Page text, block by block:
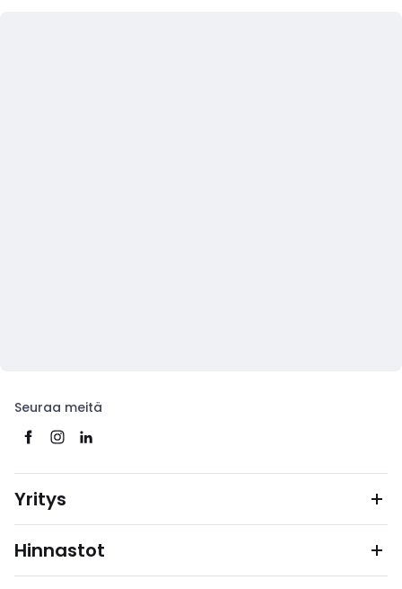
Seuraa meitä
Yritys
Hinnastot